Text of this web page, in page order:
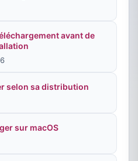
avant de
selon sa distribution
sur macOS